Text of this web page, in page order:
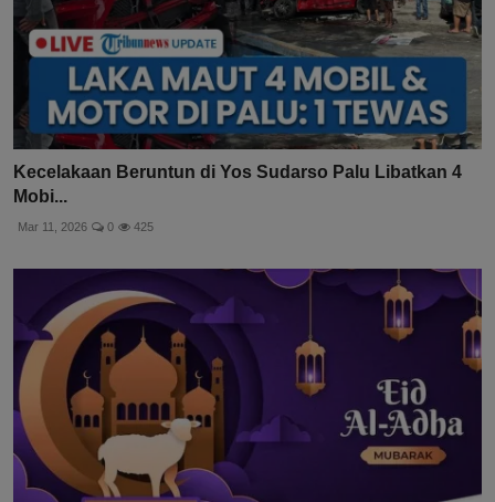
Kecelakaan Beruntun di Yos Sudarso Palu Libatkan 4
Mobi...
Mar 11, 2026 0 425